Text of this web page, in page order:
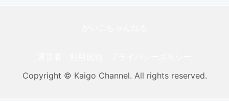
Copyright © Kaigo Channel. All rights reserved.